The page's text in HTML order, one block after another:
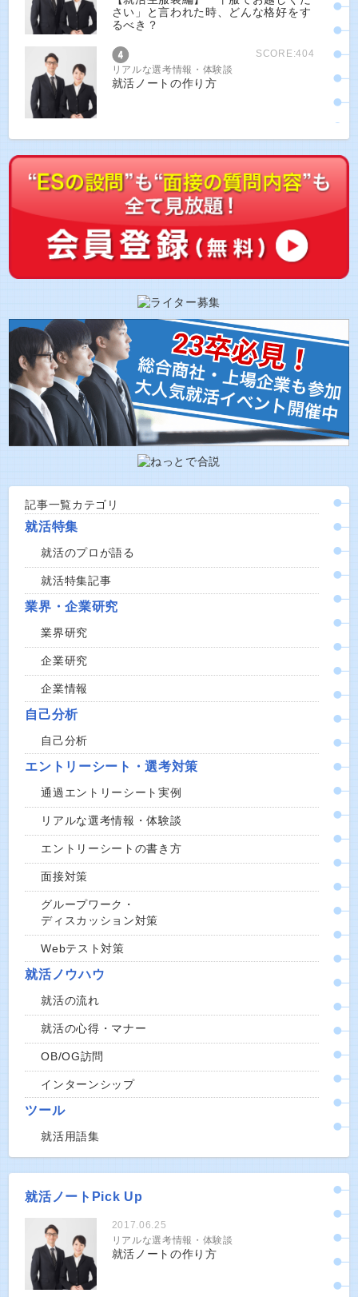
さい」と言われた時、どんな格好をす
るべき？
SCORE:404
リアルな選考情報・体験談
就活ノートの作り方
記事一覧カテゴリ
就活特集
就活のプロが語る
就活特集記事
業界・企業研究
業界研究
企業研究
企業情報
自己分析
自己分析
エントリーシート・選考対策
通過エントリーシート実例
リアルな選考情報・体験談
エントリーシートの書き方
面接対策
グループワーク・
ディスカッション対策
Webテスト対策
就活ノウハウ
就活の流れ
就活の心得・マナー
OB/OG訪問
インターンシップ
ツール
就活用語集
就活ノートPick Up
2017.06.25
リアルな選考情報・体験談
就活ノートの作り方